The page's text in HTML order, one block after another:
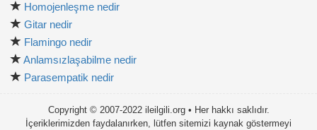
Homojenleşme nedir
Gitar nedir
Flamingo nedir
Anlamsızlaşabilme nedir
Parasempatik nedir
Copyright © 2007-2022 ileilgili.org • Her hakkı saklıdır.
İçeriklerimizden faydalanırken, lütfen sitemizi kaynak göstermeyi